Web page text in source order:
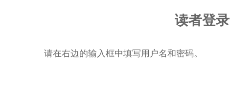
下载排名
读者登录
请在右边的输入框中填写用户名和密码。